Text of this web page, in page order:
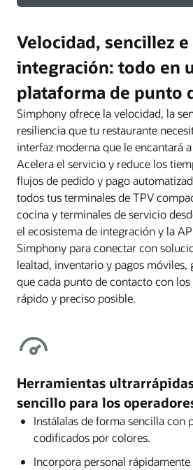
Velocidad, sencillez e
integración: todo en
plataforma de punto
Simphony ofrece la velocidad, la
resiliencia que tu restaurante
interfaz moderna que le encantará
Acelera el servicio y reduce los
flujos de pedido y pago
todos tus terminales de TPV
cocina y terminales de servicio
el ecosistema de integración y la
Simphony para conectar con
lealtad, inventario y pagos móviles,
que cada punto de contacto con
rápido y preciso posible.
Herramientas
sencillo para los
Instálalas de forma sencilla con
codificados por colores.
Incorpora personal